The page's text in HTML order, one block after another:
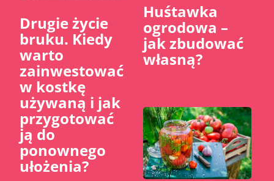
​Drugie życie
bruku. Kiedy
warto
zainwestować
w kostkę
używaną i jak
przygotować
ją do
ponownego
ułożenia?
Huśtawka
ogrodowa –
jak zbudować
własną?